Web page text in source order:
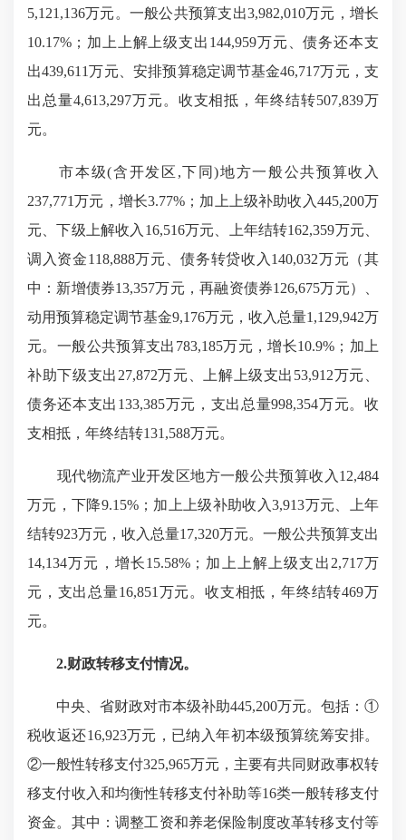
5,121,136万元。一般公共预算支出3,982,010万元，增长
10.17%；加上上解上级支出144,959万元、债务还本支
出439,611万元、安排预算稳定调节基金46,717万元，支
出总量4,613,297万元。收支相抵，年终结转507,839万
元。
市本级(含开发区,下同)地方一般公共预算收入
237,771万元，增长3.77%；加上上级补助收入445,200万
元、下级上解收入16,516万元、上年结转162,359万元、
调入资金118,888万元、债务转贷收入140,032万元（其
中：新增债券13,357万元，再融资债券126,675万元）、
动用预算稳定调节基金9,176万元，收入总量1,129,942万
元。一般公共预算支出783,185万元，增长10.9%；加上
补助下级支出27,872万元、上解上级支出53,912万元、
债务还本支出133,385万元，支出总量998,354万元。收
支相抵，年终结转131,588万元。
现代物流产业开发区地方一般公共预算收入12,484
万元，下降9.15%；加上上级补助收入3,913万元、上年
结转923万元，收入总量17,320万元。一般公共预算支出
14,134万元，增长15.58%；加上上解上级支出2,717万
元，支出总量16,851万元。收支相抵，年终结转469万
元。
2.财政转移支付情况。
中央、省财政对市本级补助445,200万元。包括：①
税收返还16,923万元，已纳入年初本级预算统筹安排。
②一般性转移支付325,965万元，主要有共同财政事权转
移支付收入和均衡性转移支付补助等16类一般转移支付
资金。其中：调整工资和养老保险制度改革转移支付等